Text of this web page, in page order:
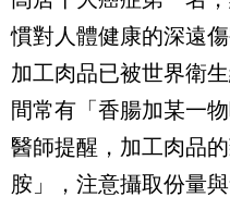
慣對人體健康的深遠
加工肉品已被世界衛
間常有「香腸加某一
醫師提醒，加工肉品
胺」，注意攝取份量